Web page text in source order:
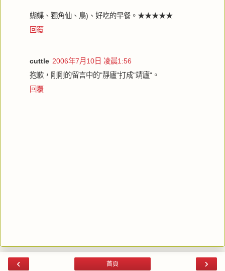
蝴蝶、獨角仙、鳥)、好吃的早餐。★★★★★
回覆
cuttle 2006年7月10日 凌晨1:56
抱歉，剛剛的留言中的"靜廬"打成"靖廬"。
回覆
‹ ›
首頁